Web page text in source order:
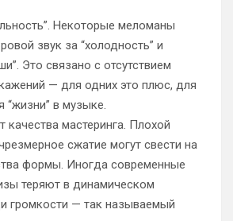
Некоторые меломаны
звук за “холодность” и
Это связано с отсутствием
— для одних это плюс, для
“жизни” в музыке.
качества мастеринга. Плохой
сжатие могут свести на
формы. Иногда современные
теряют в динамическом
громкости — так называемый